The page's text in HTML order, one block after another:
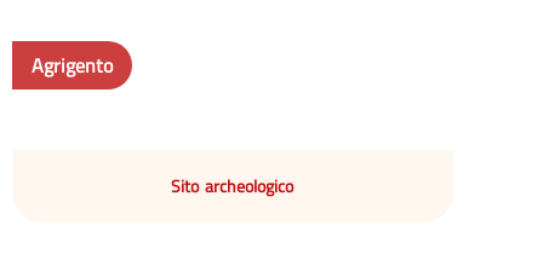
Agrigento
Sito archeologico